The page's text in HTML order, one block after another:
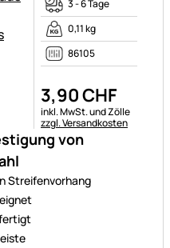
von
Streifenvorhang
3 - 6 Tage
0,11 kg
86105
3,90CHF
Steuerhinweis:
inkl. MwSt. und Zölle
zzgl. Versandkosten